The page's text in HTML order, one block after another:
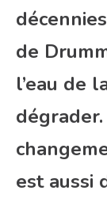
de
l’eau de
est aussi